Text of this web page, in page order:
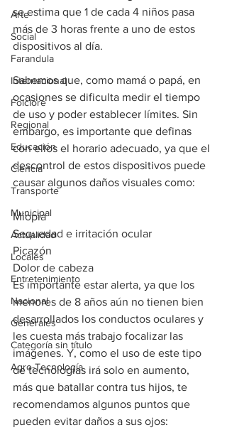
Arte
Social
Farandula
Internacional
Folclore
Regional
Educación
Ciencia
Transporte
Municipal
Actualidad
Locales
Entretenimiento
Nacional
Generales
Categoría sin título
Agro-Tecnología
se estima que 1 de cada 4 niños pasa
más de 3 horas frente a uno de estos
dispositivos al día.
Sabemos que, como mamá o papá, en
ocasiones se dificulta medir el tiempo
de uso y poder establecer límites. Sin
embargo, es importante que definas
con ellos el horario adecuado, ya que el
descontrol de estos dispositivos puede
causar algunos daños visuales como:
Miopía
Sequedad e irritación ocular
Picazón
Dolor de cabeza
Es importante estar alerta, ya que los
menores de 8 años aún no tienen bien
desarrollados los conductos oculares y
les cuesta más trabajo focalizar las
imágenes. Y, como el uso de este tipo
de tecnologías irá solo en aumento,
más que batallar contra tus hijos, te
recomendamos algunos puntos que
pueden evitar daños a sus ojos: